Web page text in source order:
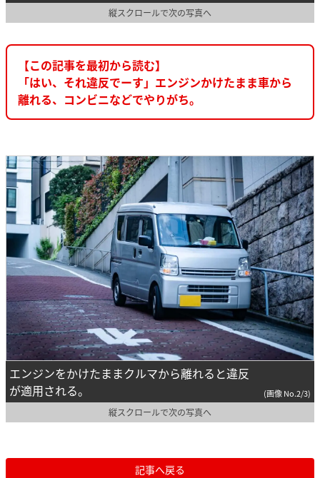
縦スクロールで次の写真へ
【この記事を最初から読む】
「はい、それ違反でーす」エンジンかけたまま車から
離れる、コンビニなどでやりがち。
エンジンをかけたままクルマから離れると違反
が適用される。
(画像 No.2/3)
縦スクロールで次の写真へ
記事へ戻る